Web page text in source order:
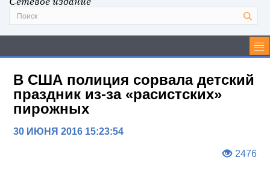
В США полиция сорвала детский
праздник из-за «расистских»
пирожных
30 ИЮНЯ 2016 15:23:54
2476